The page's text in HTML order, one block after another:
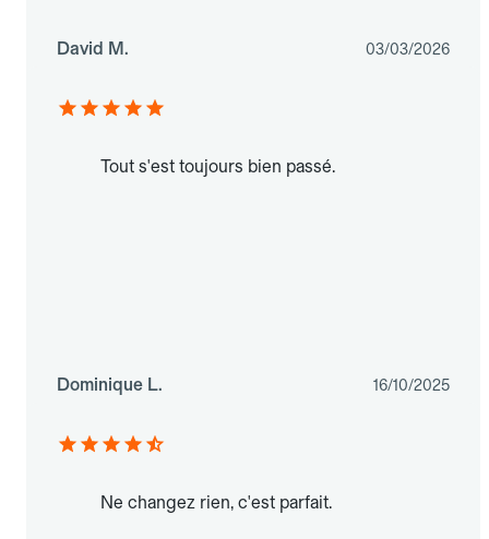
David M. 03/03/2026
Tout s'est toujours bien passé.
Dominique L. 16/10/2025
Ne changez rien, c'est parfait.